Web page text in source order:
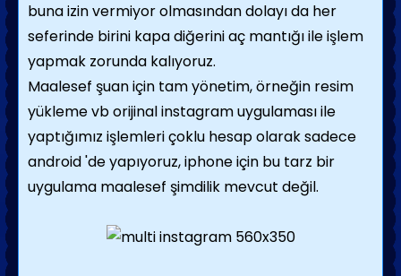
buna izin vermiyor olmasından dolayı da her
seferinde birini kapa diğerini aç mantığı ile işlem
yapmak zorunda kalıyoruz.
Maalesef şuan için tam yönetim, örneğin resim
yükleme vb orijinal instagram uygulaması ile
yaptığımız işlemleri çoklu hesap olarak sadece
android 'de yapıyoruz, iphone için bu tarz bir
uygulama maalesef şimdilik mevcut değil.